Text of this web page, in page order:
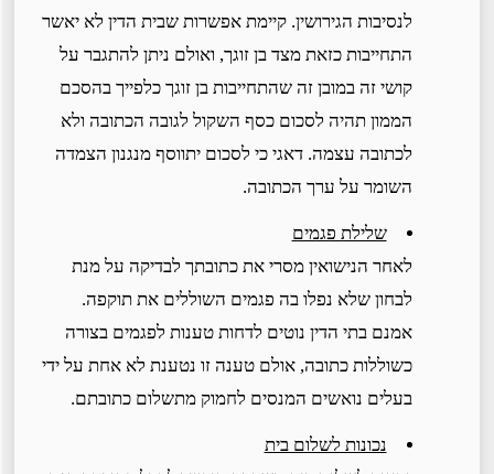
לנסיבות הגירושין. קיימת אפשרות שבית הדין לא יאשר
התחייבות כזאת מצד בן זוגך, ואולם ניתן להתגבר על
קושי זה במובן זה שהתחייבות בן זוגך כלפייך בהסכם
הממון תהיה לסכום כסף השקול לגובה הכתובה ולא
לכתובה עצמה. דאגי כי לסכום יתווסף מנגנון הצמדה
השומר על ערך הכתובה.
שלילת פגמים
לאחר הנישואין מסרי את כתובתך לבדיקה על מנת
לבחון שלא נפלו בה פגמים השוללים את תוקפה.
אמנם בתי הדין נוטים לדחות טענות לפגמים בצורה
כשוללות כתובה, אולם טענה זו נטענת לא אחת על ידי
בעלים נואשים המנסים לחמוק מתשלום כתובתם.
נכונות לשלום בית